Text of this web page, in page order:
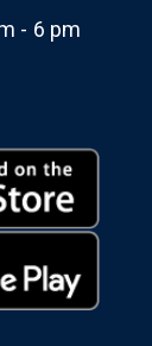
- 6 pm